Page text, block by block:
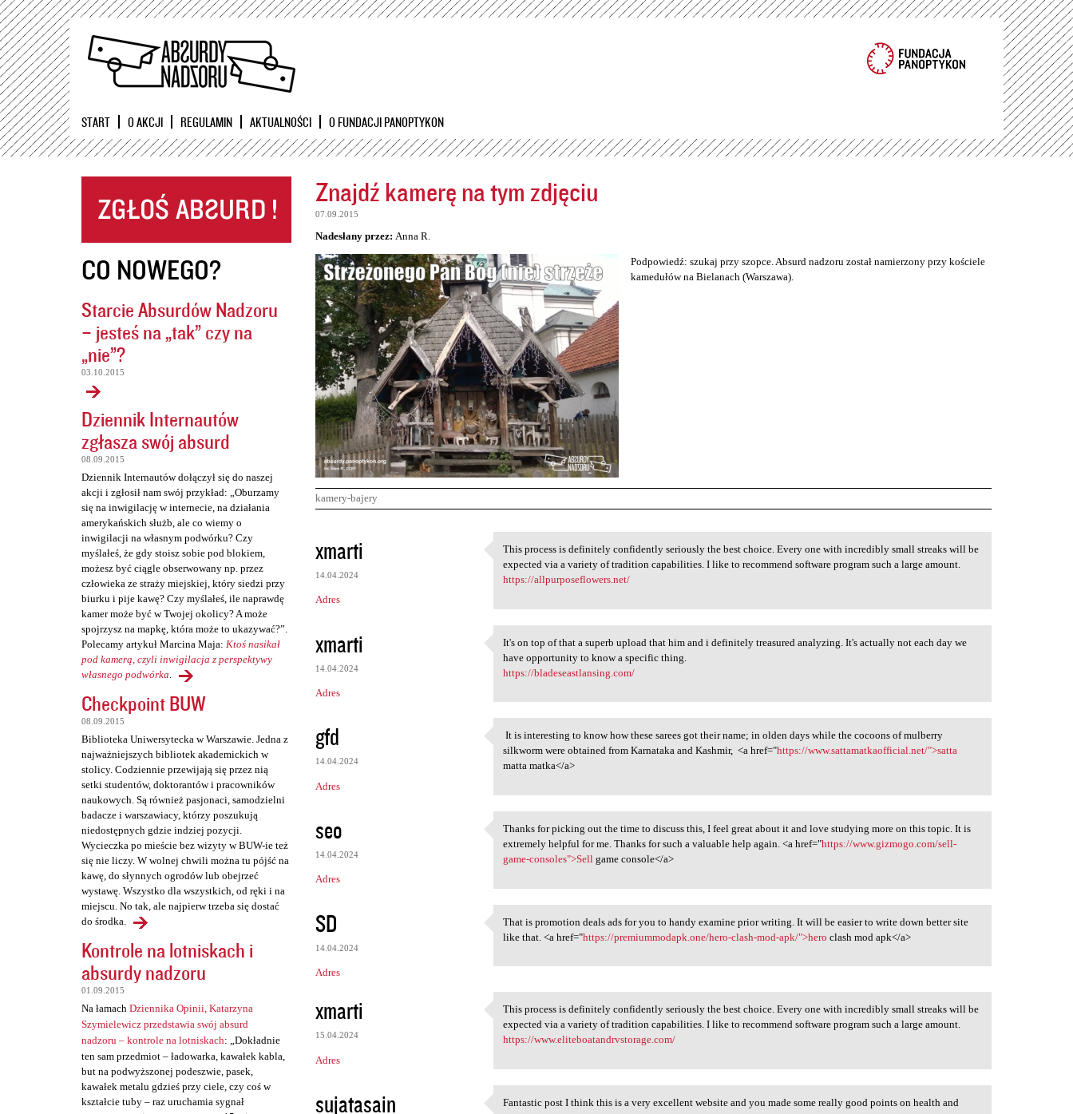
Przejdź
START O AKCJI REGULAMIN AKTUALNOŚCI O FUNDACJI PANOPTYKON
CO NOWEGO?
Starcie Absurdów Nadzoru
– jesteś na „tak” czy na
„nie”?
03.10.2015
Dziennik Internautów
zgłasza swój absurd
08.09.2015
Dziennik Internautów dołączył się do naszej
akcji i zgłosił nam swój przykład: „Oburzamy
się na inwigilację w internecie, na działania
amerykańskich służb, ale co wiemy o
inwigilacji na własnym podwórku? Czy
myślałeś, że gdy stoisz sobie pod blokiem,
możesz być ciągle obserwowany np. przez
człowieka ze straży miejskiej, który siedzi przy
biurku i pije kawę? Czy myślałeś, ile naprawdę
kamer może być w Twojej okolicy? A może
spojrzysz na mapkę, która może to ukazywać?”.
Polecamy artykuł Marcina Maja: Ktoś nasikał
pod kamerą, czyli inwigilacja z perspektywy
własnego podwórka.
Checkpoint BUW
08.09.2015
Biblioteka Uniwersytecka w Warszawie. Jedna z
najważniejszych bibliotek akademickich w
stolicy. Codziennie przewijają się przez nią
setki studentów, doktorantów i pracowników
naukowych. Są również pasjonaci, samodzielni
badacze i warszawiacy, którzy poszukują
niedostępnych gdzie indziej pozycji.
Wycieczka po mieście bez wizyty w BUW-ie też
się nie liczy. W wolnej chwili można tu pójść na
kawę, do słynnych ogrodów lub obejrzeć
wystawę. Wszystko dla wszystkich, od ręki i na
miejscu. No tak, ale najpierw trzeba się dostać
do środka.
Kontrole na lotniskach i
absurdy nadzoru
01.09.2015
Na łamach Dziennika Opinii, Katarzyna
Szymielewicz przedstawia swój absurd
nadzoru – kontrole na lotniskach: „Dokładnie
ten sam przedmiot – ładowarka, kawałek kabla,
but na podwyższonej podeszwie, pasek,
kawałek metalu gdzieś przy ciele, czy coś w
kształcie tuby – raz uruchamia sygnał
Znajdź kamerę na tym zdjęciu
07.09.2015
Nadesłany przez: Anna R.
Podpowiedź: szukaj przy szopce. Absurd nadzoru został namierzony przy kościele
kamedułów na Bielanach (Warszawa).
kamery-bajery
K
o
m
e
t
a
r
e
xmarti
14.04.2024
Adres
This process is definitely
This process is definitely confidently seriously the best choice. Every one with incredibly small streaks will be
expected via a variety of tradition capabilities. I like to recommend software program such a large amount.
https://allpurposeflowers.net/
xmarti
14.04.2024
Adres
It's on top of that a superb
It's on top of that a superb upload that him and i definitely treasured analyzing. It's actually not each day we
have opportunity to know a specific thing.
https://bladeseastlansing.com/
gfd
14.04.2024
Adres
It is interesting to know
It is interesting to know how these sarees got their name; in olden days while the cocoons of mulberry
silkworm were obtained from Karnataka and Kashmir, <a href="https://www.sattamatkaofficial.net/">satta
matta matka</a>
seo
14.04.2024
Adres
Thanks for picking out the
Thanks for picking out the time to discuss this, I feel great about it and love studying more on this topic. It is
extremely helpful for me. Thanks for such a valuable help again. <a href="https://www.gizmogo.com/sell-
game-consoles">Sell game console</a>
SD
14.04.2024
Adres
That is promotion deals ads
That is promotion deals ads for you to handy examine prior writing. It will be easier to write down better site
like that. <a href="https://premiummodapk.one/hero-clash-mod-apk/">hero clash mod apk</a>
xmarti
15.04.2024
Adres
This process is definitely
This process is definitely confidently seriously the best choice. Every one with incredibly small streaks will be
expected via a variety of tradition capabilities. I like to recommend software program such a large amount.
https://www.eliteboatandrvstorage.com/
sujatasain
Fantastic post I think this is a very excellent website and you made some really good points on health and